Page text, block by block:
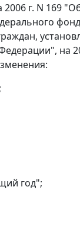
г. N 169
на
год";